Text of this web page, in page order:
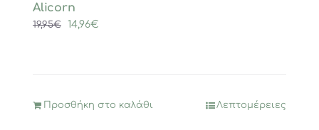
Alicorn
19,95€
Original
14,96€
Προσθήκη στο καλάθι Λεπτομέρειες